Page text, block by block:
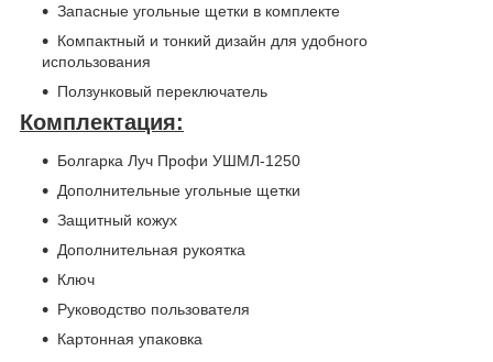
Запасные угольные щетки в комплекте
Компактный и тонкий дизайн для удобного
использования
Ползунковый переключатель
Комплектация:
Болгарка Луч Профи УШМЛ-1250
Дополнительные угольные щетки
Защитный кожух
Дополнительная рукоятка
Ключ
Руководство пользователя
Картонная упаковка